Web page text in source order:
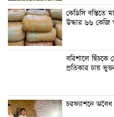
কেডিসি বস্তিতে
উদ্ধার ৬৬ কেজি
বরিশালে ছিঁচকে
প্রতিকার চায়
চরফ্যাশনে